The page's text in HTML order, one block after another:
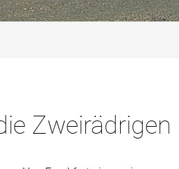
Zweirädrigen